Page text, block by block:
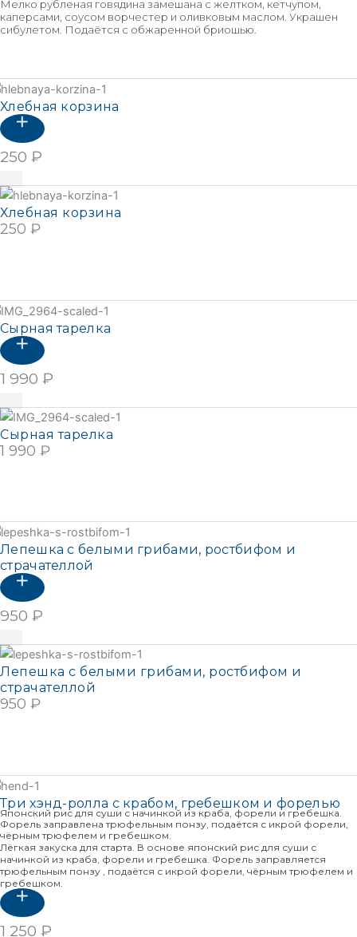
Мелко рубленая говядина замешана с желтком, кетчупом,
каперсами, соусом ворчестер и оливковым маслом. Украшен
сибулетом. Подаётся с обжаренной бриошью.
Хлебная корзина
250 ₽
Хлебная корзина
250 ₽
Сырная тарелка
1 990 ₽
Сырная тарелка
1 990 ₽
Лепешка с белыми грибами, ростбифом и
страчателлой
950 ₽
Лепешка с белыми грибами, ростбифом и
страчателлой
950 ₽
Три хэнд-ролла с крабом, гребешком и форелью
Японский рис для суши с начинкой из краба, форели и гребешка.
Форель заправлена трюфельным понзу, подаётся с икрой форели,
чёрным трюфелем и гребешком.
Лёгкая закуска для старта. В основе японский рис для суши с
начинкой из краба, форели и гребешка. Форель заправляется
трюфельным понзу , подаётся с икрой форели, чёрным трюфелем и
гребешком.
1 250 ₽